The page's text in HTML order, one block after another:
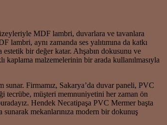
MDF lambri, duvarlara ve tavanlara
aynı zamanda ses yalıtımına da katkı
bir değer katar. Ahşabın dokusunu ve
kaplama malzemelerinin bir arada kullanılmasıyla
Firmamız, Sakarya’da duvar paneli, PVC
müşteri memnuniyetini her zaman ön
Hendek Necatipaşa PVC Mermer başta
mekanlarınıza modern bir dokunuş